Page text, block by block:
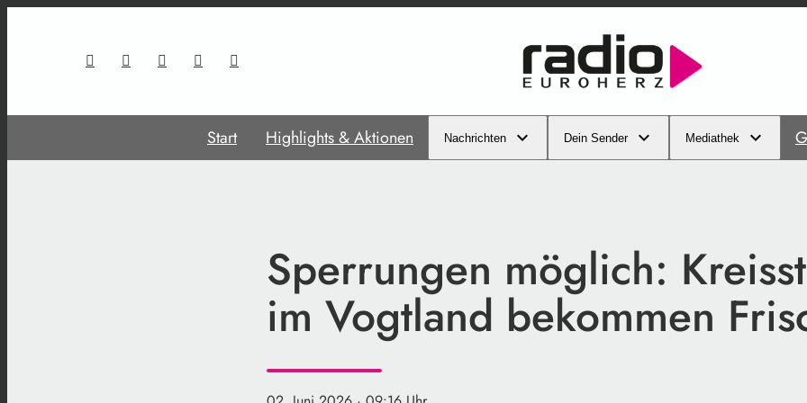
Start Highlights & Aktionen Nachrichten Dein Sender Mediathek
Sperrungen möglich:
im Vogtland bekommen